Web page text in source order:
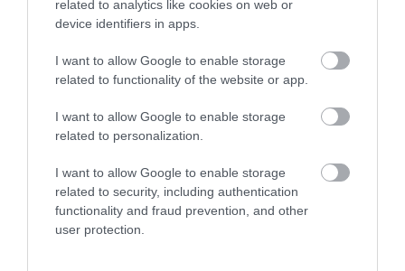
related to analytics like cookies on web or
device identifiers in apps.
I want to allow Google to enable storage
related to functionality of the website or app.
I want to allow Google to enable storage
related to personalization.
I want to allow Google to enable storage
related to security, including authentication
functionality and fraud prevention, and other
user protection.
KIRÁNDULÁS A RAVAZDI
APÁTSÁG HABOS OLDALÁRA
NEM CSAK A FÖLD
SZÍVJA KI A VIZET A
2026-08-04